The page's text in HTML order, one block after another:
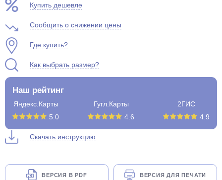
Купить дешевле
Сообщить о снижении цены
Где купить?
Как выбрать размер?
Наш рейтинг
Яндекс.Карты
5.0
Гугл.Карты
4.6
2ГИС
4.9
Скачать инструкцию
ВЕРСИЯ В PDF ВЕРСИЯ ДЛЯ ПЕЧАТИ